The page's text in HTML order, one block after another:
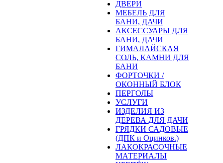
ДВЕРИ
МЕБЕЛЬ ДЛЯ
БАНИ, ДАЧИ
АКСЕССУАРЫ ДЛЯ
БАНИ, ДАЧИ
ГИМАЛАЙСКАЯ
СОЛЬ, КАМНИ ДЛЯ
БАНИ
ФОРТОЧКИ /
ОКОННЫЙ БЛОК
ПЕРГОЛЫ
УСЛУГИ
ИЗДЕЛИЯ ИЗ
ДЕРЕВА ДЛЯ ДАЧИ
ГРЯДКИ САДОВЫЕ
(ДПК и Оцинков.)
ЛАКОКРАСОЧНЫЕ
МАТЕРИАЛЫ